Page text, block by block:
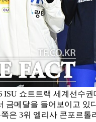
쇼트트랙 세계선수권
금메달을 들어보이고 있
은 3위 엘리사 콘포르톨